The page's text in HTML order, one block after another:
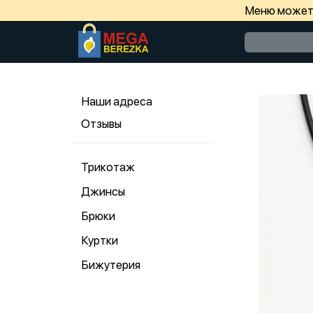
Меню может
Наши адреса
Отзывы
Трикотаж
Джинсы
Брюки
Куртки
Бижутерия